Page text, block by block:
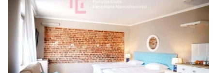
Powierzchnia działki:
Szukasz wygodnego domu w spokojnym miejscu, ale blisko codzien
nej infrastruktury? Ten dwupoziomowy lokal w zabudowie czworak
owej to funkcjonalny układ, prywatny ogród z tarasem i 2.
Szczegóły ogłoszenia